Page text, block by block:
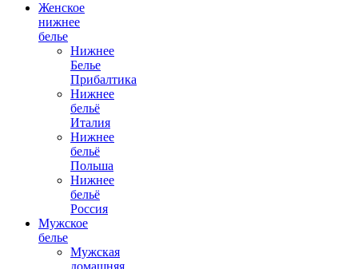
Женское
нижнее
белье
Нижнее
Белье
Прибалтика
Нижнее
бельё
Италия
Нижнее
бельё
Польша
Нижнее
бельё
Россия
Мужское
белье
Мужская